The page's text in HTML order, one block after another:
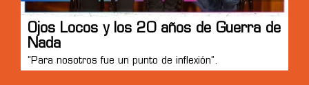
Ojos Locos y los 20 años de Guerra de
Nada
“Para nosotros fue un punto de inflexión”.